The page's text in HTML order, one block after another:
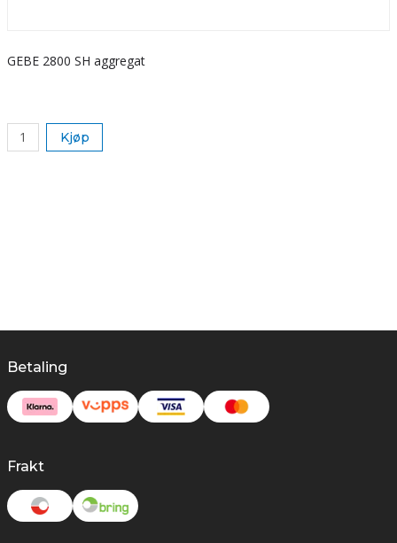
GEBE 2800 SH aggregat
Kjøp
Betaling
Frakt